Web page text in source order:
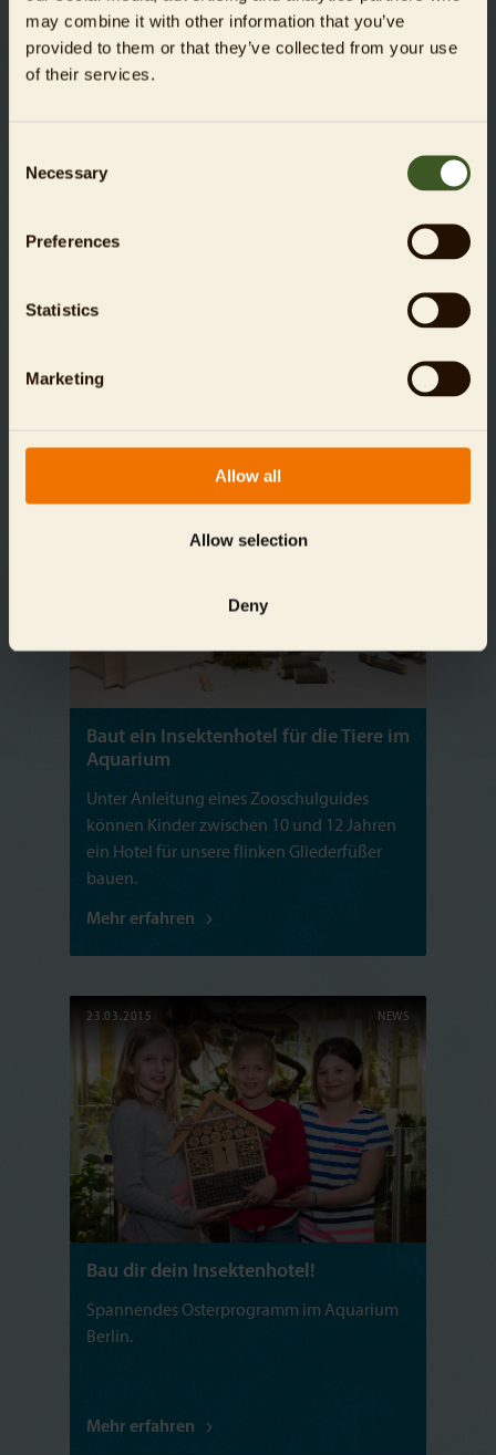
may combine it with other information that you’ve
provided to them or that they’ve collected from your use
of their services.
Selection
Necessary
Preferences
Statistics
Marketing
Allow all
Allow selection
Deny
Stickerheft
starten erstmals gemeinsame
Mehr erfahren
Baut ein Insektenhotel für die Tiere im
Aquarium
Unter Anleitung eines Zooschulguides
können Kinder zwischen 10 und 12 Jahren
ein Hotel für unsere flinken Gliederfüßer
bauen.
Mehr erfahren
23.03.2015 NEWS
Bau dir dein Insektenhotel!
Spannendes Osterprogramm im Aquarium
Berlin.
Mehr erfahren